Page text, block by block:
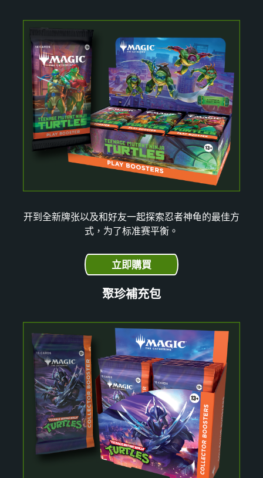
开到全新牌张以及和好友一起探索忍者神龟的最佳方
式，为了标准赛平衡。
立即購買
聚珍補充包